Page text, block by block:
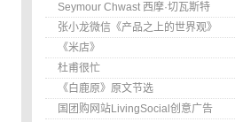
Seymour Chwast 西摩·切瓦斯特
张小龙微信《产品之上的世界观》
《米店》
杜甫很忙
《白鹿原》原文节选
国团购网站LivingSocial创意广告